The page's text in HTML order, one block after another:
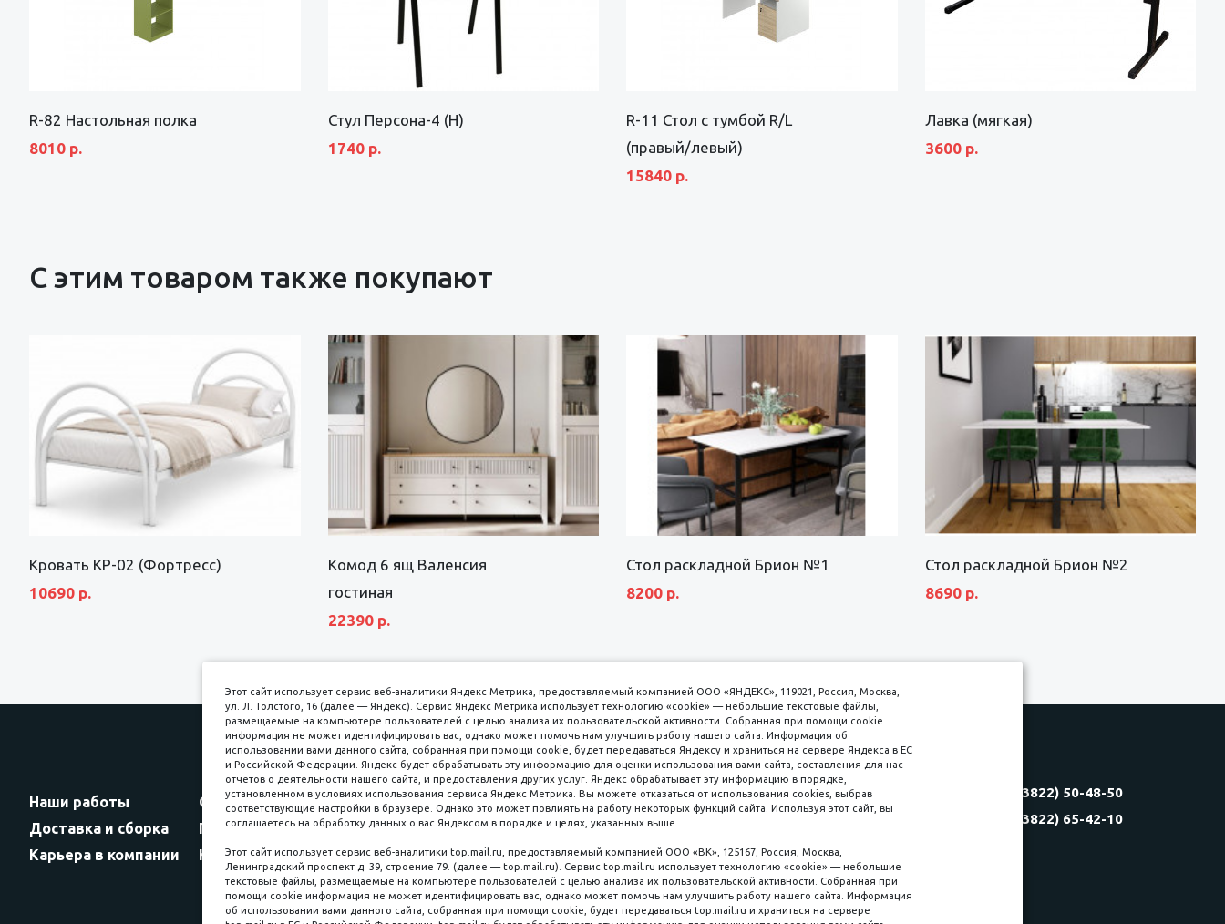
R-82 Настольная полка
8010 р.
Стул Персона-4 (Н)
1740 р.
R-11 Стол с тумбой R/L
(правый/левый)
15840 р.
Лавка (мягкая)
3600 р.
С этим товаром также покупают
Кровать КР-02 (Фортресс)
10690 р.
Комод 6 ящ Валенсия
гостиная
22390 р.
Стол раскладной Брион №1
8200 р.
Стол раскладной Брион №2
8690 р.
Наши работы
Оплата
Доставка и сборка
Гарантии
Карьера в компании
Контакты
Принимаем к оплате
Наличные
пл. Соляная, 6, стр. 16
8 (3822) 60-70-30
8 (3822) 22-77-68
8 (3822) 50-48-50
8 (3822) 65-42-10
Этот сайт использует сервис веб-аналитики Яндекс Метрика, предоставляемый компанией ООО «ЯНДЕКС», 119021, Россия, Москва,
ул. Л. Толстого, 16 (далее — Яндекс). Сервис Яндекс Метрика использует технологию «cookie» — небольшие текстовые файлы,
размещаемые на компьютере пользователей с целью анализа их пользовательской активности. Собранная при помощи cookie
информация не может идентифицировать вас, однако может помочь нам улучшить работу нашего сайта. Информация об
использовании вами данного сайта, собранная при помощи cookie, будет передаваться Яндексу и храниться на сервере Яндекса в ЕС
и Российской Федерации. Яндекс будет обрабатывать эту информацию для оценки использования вами сайта, составления для нас
отчетов о деятельности нашего сайта, и предоставления других услуг. Яндекс обрабатывает эту информацию в порядке,
установленном в условиях использования сервиса Яндекс Метрика. Вы можете отказаться от использования cookies, выбрав
соответствующие настройки в браузере. Однако это может повлиять на работу некоторых функций сайта. Используя этот сайт, вы
соглашаетесь на обработку данных о вас Яндексом в порядке и целях, указанных выше.
Этот сайт использует сервис веб-аналитики top.mail.ru, предоставляемый компанией ООО «ВК», 125167, Россия, Москва,
Ленинградский проспект д. 39, строение 79. (далее — top.mail.ru). Сервис top.mail.ru использует технологию «cookie» — небольшие
текстовые файлы, размещаемые на компьютере пользователей с целью анализа их пользовательской активности. Собранная при
помощи cookie информация не может идентифицировать вас, однако может помочь нам улучшить работу нашего сайта. Информация
об использовании вами данного сайта, собранная при помощи cookie, будет передаваться top.mail.ru и храниться на сервере